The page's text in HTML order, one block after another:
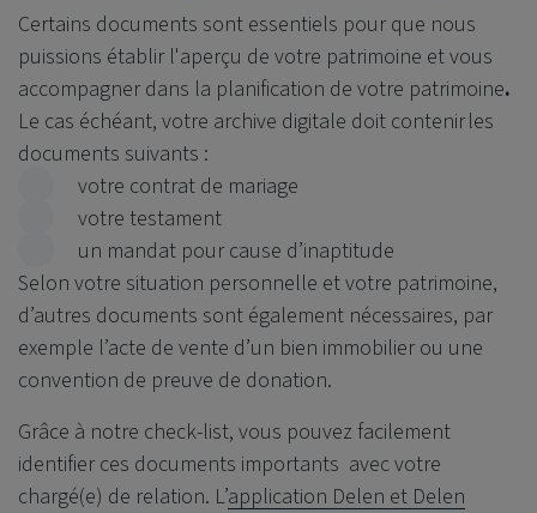
Certains documents sont essentiels pour que nous
puissions établir l'aperçu de votre patrimoine et vous
accompagner dans la planification de votre patrimoine.
Le cas échéant, votre archive digitale doit contenir les
documents suivants :
votre contrat de mariage
votre testament
un mandat pour cause d’inaptitude
Selon votre situation personnelle et votre patrimoine,
d’autres documents sont également nécessaires, par
exemple l’acte de vente d’un bien immobilier ou une
convention de preuve de donation.
Grâce à notre check-list, vous pouvez facilement
identifier ces documents importants avec votre
chargé(e) de relation. L’application Delen et Delen